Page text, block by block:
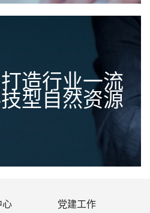
造行业一流
型自然资源
心 党建工作